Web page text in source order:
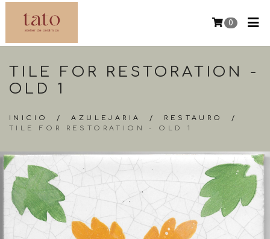
0
TILE FOR RESTORATION -
OLD 1
INICIO /AZULEJARIA / RESTAURO
/
TILE FOR RESTORATION - OLD 1